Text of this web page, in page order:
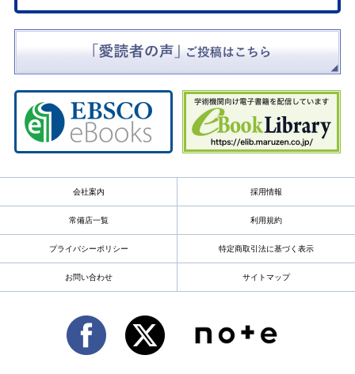
会社案内 採用情報
常備店一覧 利用規約
プライバシーポリシー 特定商取引法に基づく表示
お問い合わせ サイトマップ